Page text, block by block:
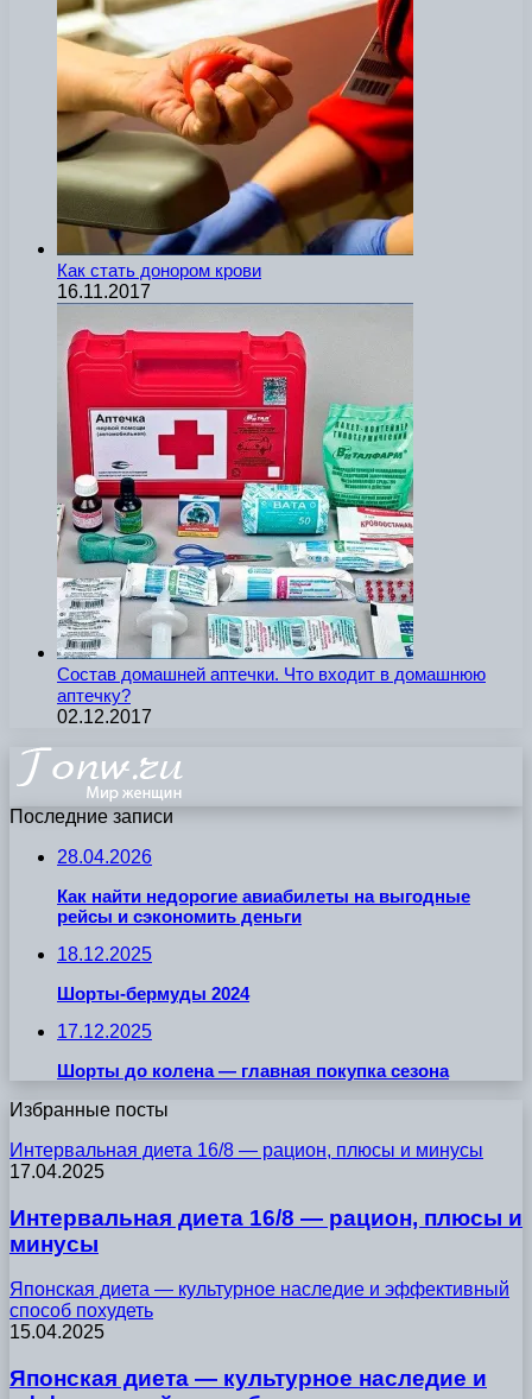
Как стать донором крови
16.11.2017
Состав домашней аптечки. Что входит в домашнюю
аптечку?
02.12.2017
Последние записи
28.04.2026
Как найти недорогие авиабилеты на выгодные
рейсы и сэкономить деньги
18.12.2025
Шорты-бермуды 2024
17.12.2025
Шорты до колена — главная покупка сезона
Избранные посты
Интервальная диета 16/8 — рацион, плюсы и минусы
17.04.2025
Интервальная диета 16/8 — рацион, плюсы и
минусы
Японская диета — культурное наследие и эффективный
способ похудеть
15.04.2025
Японская диета — культурное наследие и